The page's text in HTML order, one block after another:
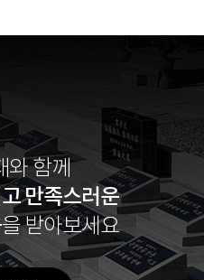
와 함께
만족스러운
을 받아보세요